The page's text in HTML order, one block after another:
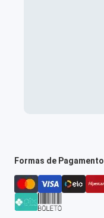
Formas de Pagamento